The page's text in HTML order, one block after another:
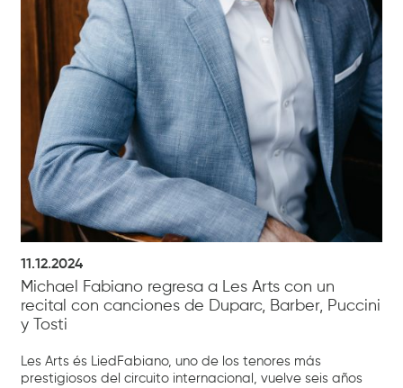
11.12.2024
Michael Fabiano regresa a Les Arts con un
recital con canciones de Duparc, Barber, Puccini
y Tosti
Les Arts és LiedFabiano, uno de los tenores más
prestigiosos del circuito internacional, vuelve seis años